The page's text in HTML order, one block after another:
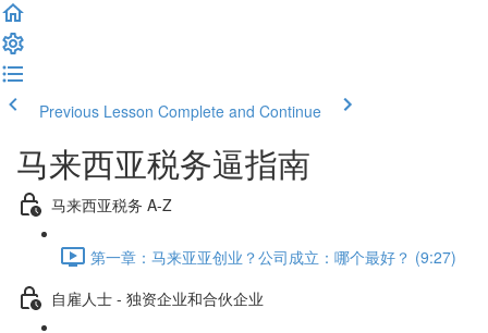
Previous Lesson Complete and Continue
马来西亚税务逼指南
马来西亚税务 A-Z
第一章：马来亚亚创业？公司成立：哪个最好？ (9:27)
自雇人士 - 独资企业和合伙企业